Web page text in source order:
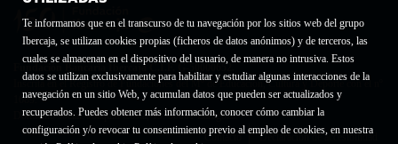
Te informamos que en el transcurso de tu navegación por los sitios web del grupo
Ibercaja, se utilizan cookies propias (ficheros de datos anónimos) y de terceros, las
cuales se almacenan en el dispositivo del usuario, de manera no intrusiva. Estos
datos se utilizan exclusivamente para habilitar y estudiar algunas interacciones de la
navegación en un sitio Web, y acumulan datos que pueden ser actualizados y
recuperados. Puedes obtener más información, conocer cómo cambiar la
configuración y/o revocar tu consentimiento previo al empleo de cookies, en nuestra
Fundación Bancaria Ibercaja C.I.F. G-50000652.
Inscrita en el Registro de Fundaciones del Mº de Educación, Cultura y Deporte con el nº
1689.
Domicilio social: Joaquín Costa, 13. 50001 Zaragoza.
Contacto
Declaración de accesibilidad